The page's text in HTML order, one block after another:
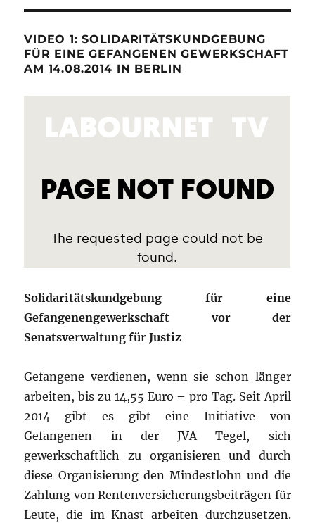
VIDEO 1: SOLIDARITÄTSKUNDGEBUNG
FÜR EINE GEFANGENEN GEWERKSCHAFT
AM 14.08.2014 IN BERLIN
Solidaritätskundgebung für eine
Gefangenengewerkschaft vor der
Senatsverwaltung für Justiz
Gefangene verdienen, wenn sie schon länger
arbeiten, bis zu 14,55 Euro – pro Tag. Seit April
2014 gibt es gibt eine Initiative von
Gefangenen in der JVA Tegel, sich
gewerkschaftlich zu organisieren und durch
diese Organisierung den Mindestlohn und die
Zahlung von Rentenversicherungsbeiträgen für
Leute, die im Knast arbeiten durchzusetzen.